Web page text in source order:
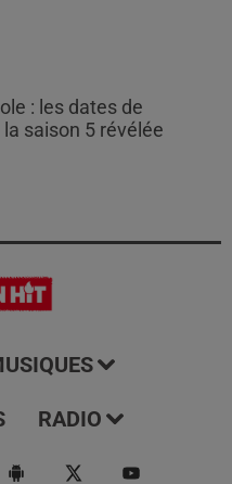
: les dates de
saison 5 révélée
RADIO